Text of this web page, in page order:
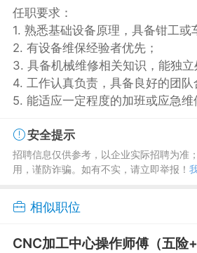
任职要求：
1. 熟悉基础设备原理，具备钳工或
2. 有设备维保经验者优先；
3. 具备机械维修相关知识，能独立
4. 工作认真负责，具备良好的团队
5. 能适应一定程度的加班或应急维
安全提示
招聘信息仅供参考，以企业实际招聘为准
用，谨防诈骗。如有不实，请立即举报！
相似职位
CNC加工中心操作师傅（五险+